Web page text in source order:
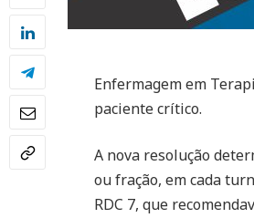
Enfermagem em
paciente crítico.
A nova resolução
ou fração, em cada
RDC 7, que